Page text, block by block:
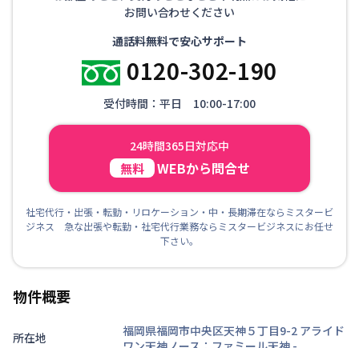
お問い合わせください
通話料無料で安心サポート
0120-302-190
受付時間：平日 10:00-17:00
24時間365日対応中
無料 WEBから問合せ
社宅代行・出張・転勤・リロケーション・中・長期滞在ならミスタービ
ジネス 急な出張や転勤・社宅代行業務ならミスタービジネスにお任せ
下さい。
物件概要
所在地
福岡県福岡市中央区天神５丁目9-2 アライド